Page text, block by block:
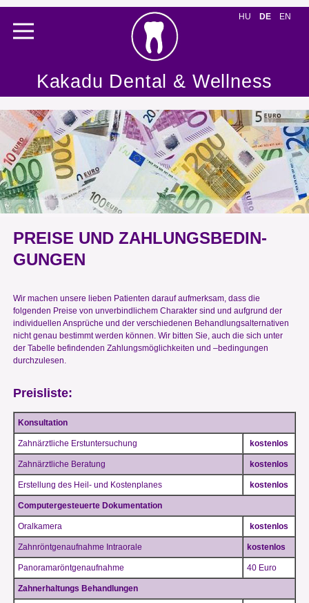
Kakadu Dental & Wellness
HU DE EN
PREISE UND ZAHLUNGSBEDIN­
GUNGEN
Wir machen unsere lieben Patienten darauf aufmerksam, dass die
folgenden Preise von unverbindlichem Charakter sind und aufgrund der
individuellen Ansprüche und der verschiedenen Behandlungsalternativen
nicht genau bestimmt werden können. Wir bitten Sie, auch die sich unter
der Tabelle befindenden Zahlungsmöglichkeiten und –bedingungen
durchzulesen.
Preisliste:
Konsultation
Zahnärztliche Erstuntersuchung kostenlos
Zahnärztliche Beratung kostenlos
Erstellung des Heil- und Kostenplanes kostenlos
Computergesteuerte Dokumentation
Oralkamera kostenlos
Zahnröntgenaufnahme Intraorale kostenlos
Panoramaröntgenaufnahme 40 Euro
Zahnerhaltungs Behandlungen